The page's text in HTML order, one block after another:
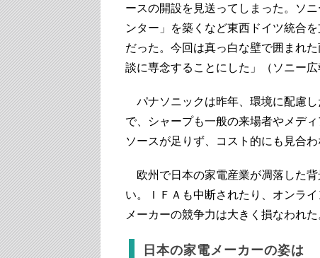
ースの開設を見送ってしまった。ソ
ンター」を築くなど東西ドイツ統合
だった。今回は真っ白な壁で囲まれ
談に専念することにした」（ソニー広
パナソニックは昨年、環境に配慮
で、シャープも一般の来場者やメデ
ソースが足りず、コスト的にも見合
欧州で日本の家電産業が凋落した
い。ＩＦＡも中断されたり、オンラ
メーカーの競争力は大きく損なわれた
日本の家電メーカーの姿は